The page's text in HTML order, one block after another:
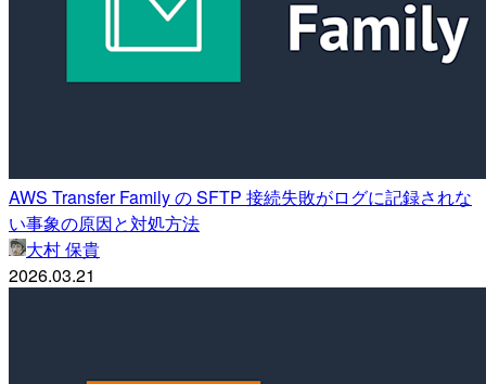
AWS Transfer Family の SFTP 接続失敗がログに記録されな
い事象の原因と対処方法
大村 保貴
2026.03.21